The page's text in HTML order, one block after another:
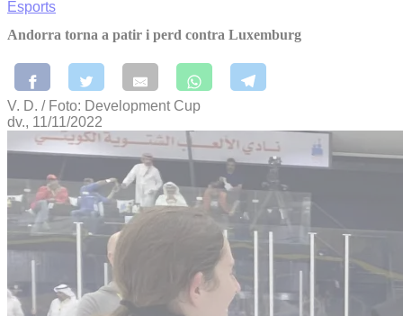
Esports
Andorra torna a patir i perd contra Luxemburg
V. D. / Foto: Development Cup
dv., 11/11/2022